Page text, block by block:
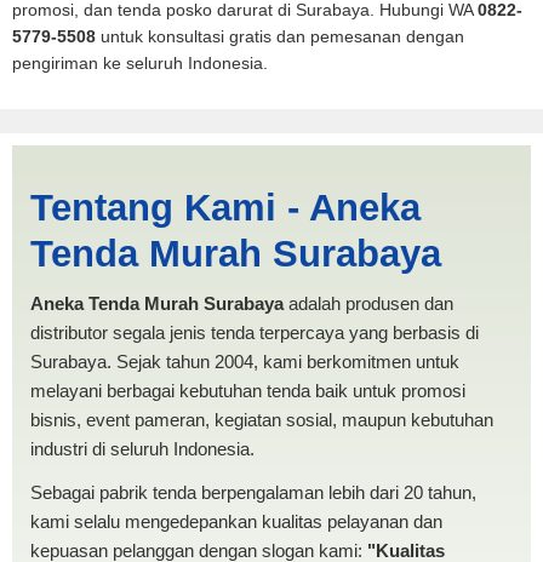
promosi, dan tenda posko darurat di Surabaya. Hubungi WA0822-
5779-5508 untuk konsultasi gratis dan pemesanan dengan
pengiriman ke seluruh Indonesia.
Pariaman | PRODUKSI
ANEKA TENDA MURAH
Tentang Kami - Aneka
Tenda Murah Surabaya
Aneka Tenda Murah Surabayaadalah produsen dan
distributor segala jenis tenda terpercaya yang berbasis di
Surabaya. Sejak tahun 2004, kami berkomitmen untuk
melayani berbagai kebutuhan tenda baik untuk promosi
bisnis, event pameran, kegiatan sosial, maupun kebutuhan
industri di seluruh Indonesia.
Sebagai pabrik tenda berpengalaman lebih dari 20 tahun,
kami selalu mengedepankan kualitas pelayanan dan
kepuasan pelanggan dengan slogan kami: "Kualitas